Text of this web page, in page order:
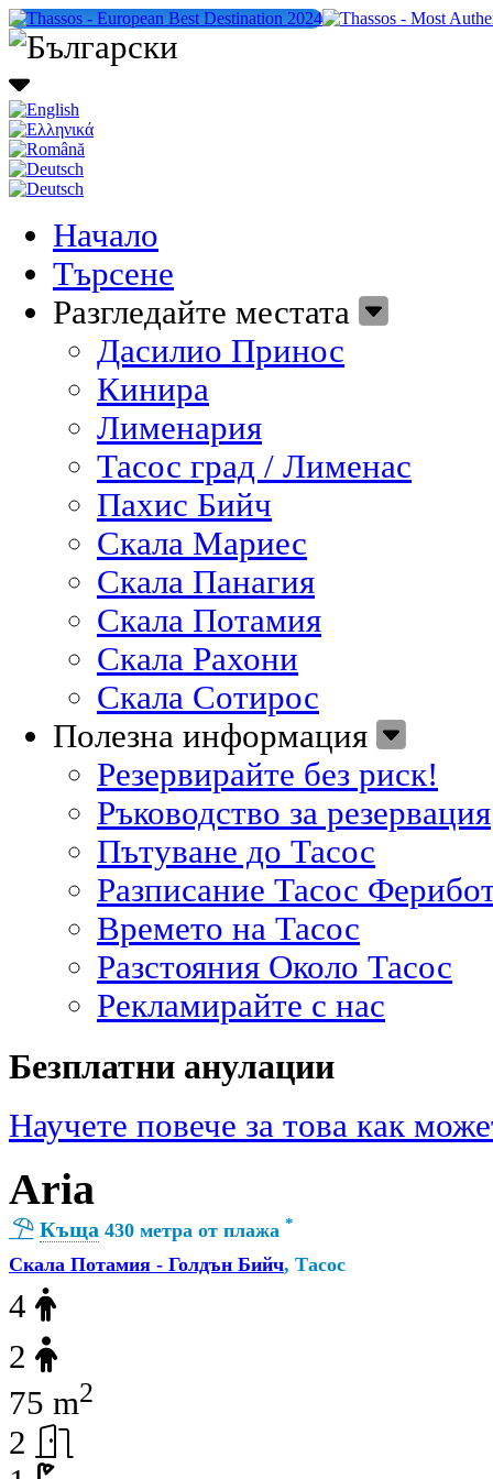
Начало
Търсене
Разгледайте местата
Дасилио Принос
Кинира
Лименария
Тасос град / Лименас
Пахис Бийч
Скала Мариес
Скала Панагия
Скала Потамия
Скала Рахони
Скала Сотирос
Полезна информация
Резервирайте без риск!
Ръководство за резервация
Пътуване до Тасос
Разписание Тасос
Времето на Тасос
Разстояния Около Тасос
Рекламирайте с нас
Безплатни анулации
Научете повече за това как
Aria
Къща 430 метра от плажа *
Скала Потамия - Голдън Бийч, Тасос
4
2
75 m2
2